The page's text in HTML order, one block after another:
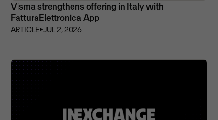
Visma strengthens offering in Italy with
FatturaElettronica App
ARTICLE⏵JUL 2, 2026